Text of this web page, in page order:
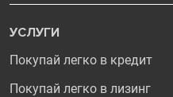
УСЛУГИ
Покупай легко в кредит
Покупай легко в лизинг